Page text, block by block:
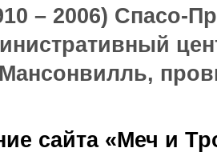
– 2006) Спасо-
сайта «Меч и